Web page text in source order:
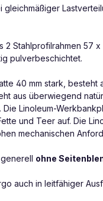
gleichmäßiger
Stahlprofilrahmen 57
pulverbeschichtet.
40 mm stark,
aus überwiegend
Linoleum-
und Teer auf. Die
mechanischen
ohne
auch in leitfähiger